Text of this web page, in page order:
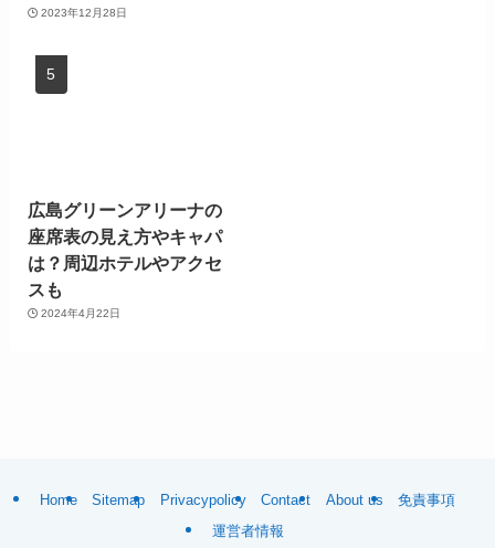
2023年12月28日
広島グリーンアリーナの
座席表の見え方やキャパ
は？周辺ホテルやアクセ
スも
2024年4月22日
Home Sitemap Privacypolicy Contact About us
免責事項
運営者情報